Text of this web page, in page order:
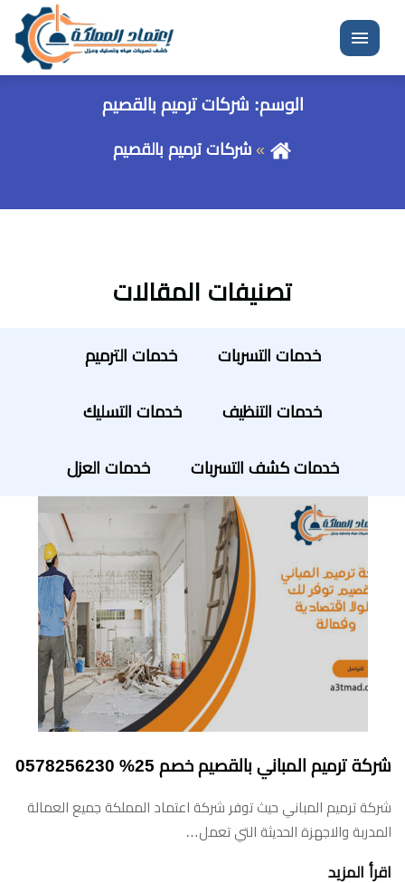
القائمة
الوسم: شركات ترميم بالقصيم
شركات ترميم بالقصيم
تصنيفات المقالات
خدمات التسربات خدمات الترميم
خدمات التنظيف خدمات التسليك
خدمات كشف التسربات خدمات العزل
شركة ترميم المباني بالقصيم خصم 25% 0578256230
شركة ترميم المباني حيث توفر شركة اعتماد المملكة جميع العمالة
المدربة والاجهزة الحديثة التي تعمل…
اقرأ المزيد